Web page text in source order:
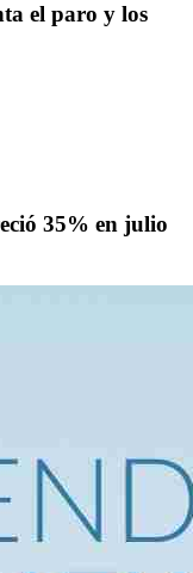
el paro y los
35% en julio